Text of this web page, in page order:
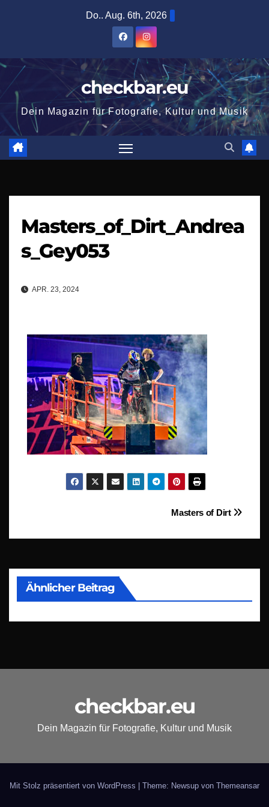
Do.. Aug. 6th, 2026
checkbar.eu
Dein Magazin für Fotografie, Kultur und Musik
Masters_of_Dirt_Andrea
s_Gey053
APR. 23, 2024
BeitragsnavigationMasters of Dirt
Ähnlicher Beitrag
checkbar.eu
Dein Magazin für Fotografie, Kultur und Musik
Mit Stolz präsentiert von WordPress | Theme: Newsup von Themeansar